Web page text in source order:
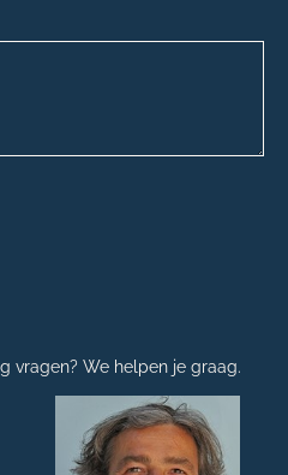
vragen? We helpen je graag.